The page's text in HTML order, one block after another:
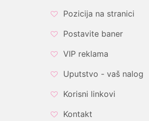
Pozicija na stranici
Postavite baner
VIP reklama
Uputstvo - vaš nalog
Korisni linkovi
Kontakt